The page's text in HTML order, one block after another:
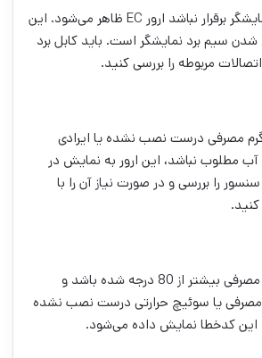
اگر ارتباط بین برد و نمایشگر برقرار نباشد ارور EC ظاهر می‌شود. این
شدن سیم برد نمایشگر است. باید کابل برد
مربوطه را بررسی کنید.
مصرفی درست نصب نشده یا ایرادی
مطلوب نباشد، این ارور به نمایش در
را بررسی و در صورت نیاز آن را با
چنانچه دمای آب گرم مصرفی بیشتر از 80 درجه شده باشد و
یا سوئیچ حرارتی درست نصب نشده
این کدخطا نمایش داده می‌شود.